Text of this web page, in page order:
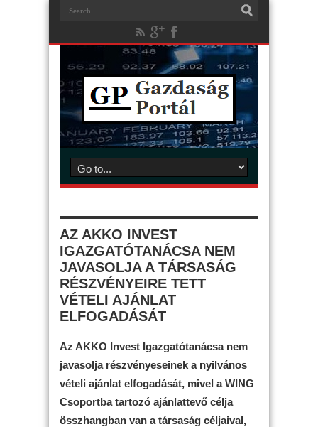
AZ AKKO INVEST
IGAZGATÓTANÁCSA NEM
JAVASOLJA A TÁRSASÁG
RÉSZVÉNYEIRE TETT
VÉTELI AJÁNLAT
ELFOGADÁSÁT
Az AKKO Invest Igazgatótanácsa nem
javasolja részvényeseinek a nyilvános
vételi ajánlat elfogadását, mivel a WING
Csoportba tartozó ajánlattevő célja
összhangban van a társaság céljaival,